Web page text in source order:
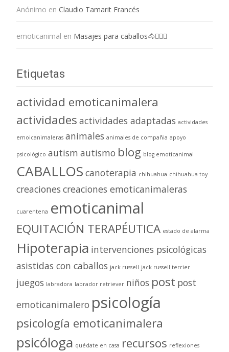
Anónimo en Claudio Tamarit Francés
emoticanimal en Masajes para caballos🐴💆🏻‍♀️
Etiquetas
actividad emoticanimalera
actividades actividades adaptadas actividades
emoicanimaleras animales animales de compañia apoyo
psicológico autism autismo blog blog emoticanimal
CABALLOS canoterapia chihuahua chihuahua toy
creaciones creaciones emoticanimaleras
cuarentena emoticanimal
EQUITACIÓN TERAPÉUTICA estado de alarma
Hipoterapia intervenciones psicológicas
asistidas con caballos jack russell jack russell terrier
juegos labradora labrador retriever niños post post
emoticanimalero psicología
psicología emoticanimalera
psicóloga quédate en casa recursos reflexiones